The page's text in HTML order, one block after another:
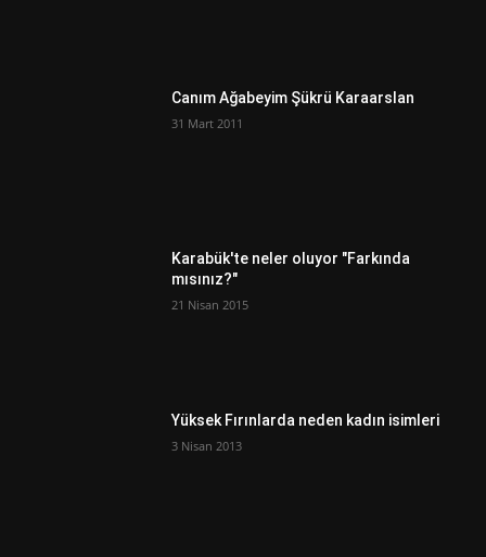
Canım Ağabeyim Şükrü Karaarslan
31 Mart 2011
Karabük'te neler oluyor "Farkında
mısınız?"
21 Nisan 2015
Yüksek Fırınlarda neden kadın isimleri
3 Nisan 2013